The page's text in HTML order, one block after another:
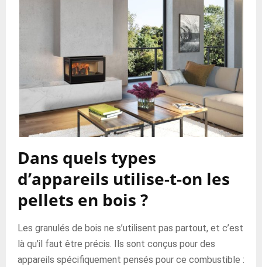
Dans quels types
d’appareils utilise-t-on les
pellets en bois ?
Les granulés de bois ne s’utilisent pas partout, et c’est
là qu’il faut être précis. Ils sont conçus pour des
appareils spécifiquement pensés pour ce combustible :